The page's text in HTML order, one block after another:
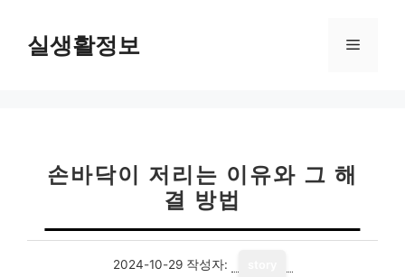
실생활정보 메
손바닥이 저리는 이유와 그 해
결 방법
2024-10-29 작성자: